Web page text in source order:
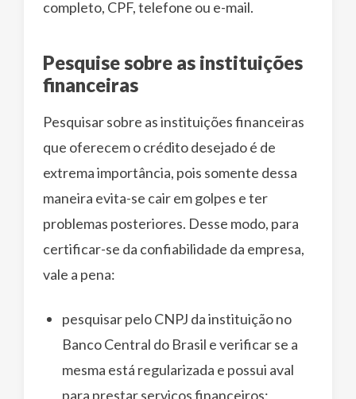
completo, CPF, telefone ou e-mail.
Pesquise sobre as instituições
financeiras
Pesquisar sobre as instituições financeiras
que oferecem o crédito desejado é de
extrema importância, pois somente dessa
maneira evita-se cair em golpes e ter
problemas posteriores. Desse modo, para
certificar-se da confiabilidade da empresa,
vale a pena:
pesquisar pelo CNPJ da instituição no
Banco Central do Brasil e verificar se a
mesma está regularizada e possui aval
para prestar serviços financeiros;